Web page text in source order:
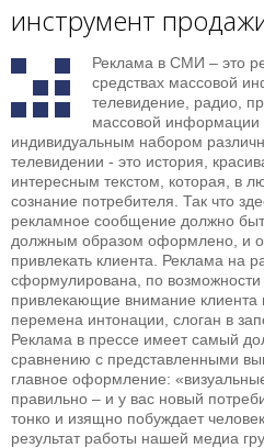
инструмент
Реклама в СМИ – это
средствах массовой
телевидение, радио,
массовой информации
индивидуальным набором
телевидении - это история,
интересным текстом, которая, в
сознание потребителя. Так что
рекламное сообщение должно
должным образом оформлено, и
привлекать клиента. Реклама на
сформулирована, по
привлекающие внимание клиента
перемена интонации, слоган в
Реклама в прессе имеет самый
сравнению с представленными
главное оформление:
правильно – и у вас новый
тонко и изящно побуждает
результат работы нашей медиа